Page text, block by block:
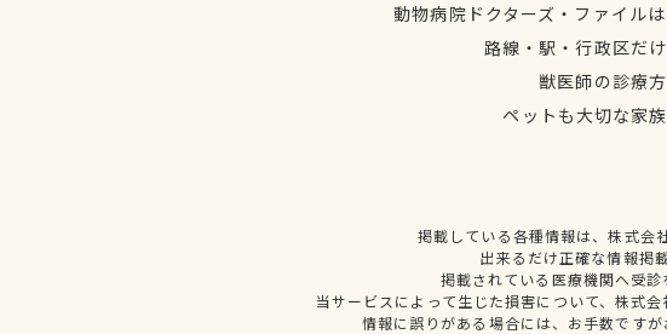
動物病院ドクターズ・ファイル
路線・駅・行政区だ
獣医師の診療
ペットも大切な家
掲載している各種情報は、株式会
出来るだけ正確な情報掲
掲載されている医療機関へ受
当サービスによって生じた損害について、株式
情報に誤りがある場合には、お手数です